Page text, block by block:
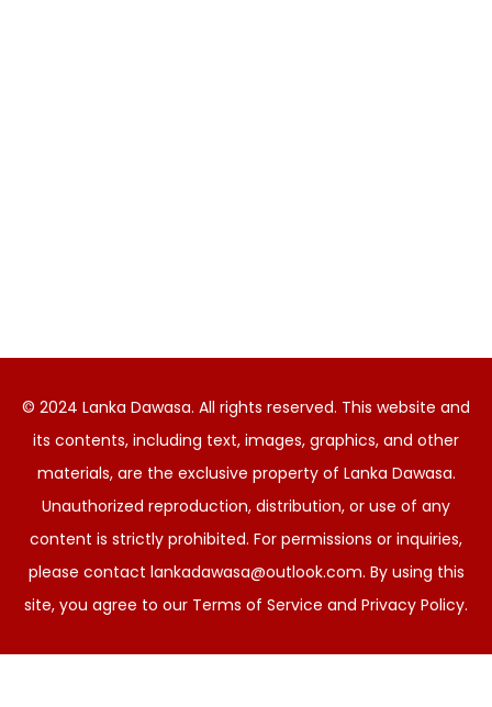
© 2024 Lanka Dawasa. All rights reserved. This website and
its contents, including text, images, graphics, and other
materials, are the exclusive property of Lanka Dawasa.
Unauthorized reproduction, distribution, or use of any
content is strictly prohibited. For permissions or inquiries,
please contact lankadawasa@outlook.com. By using this
site, you agree to our Terms of Service and Privacy Policy.